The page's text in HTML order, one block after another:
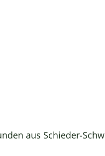
aus Schieder-